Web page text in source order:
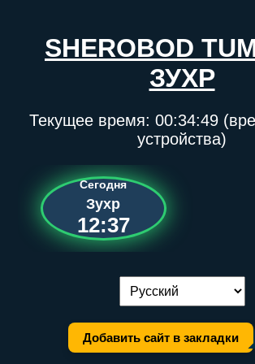
SHEROBOD
ЗУХР
Текущее время: 00:34:49
устройства)
Сегодня
Зухр
12:37
Переключение языка:
Добавить сайт в закладки